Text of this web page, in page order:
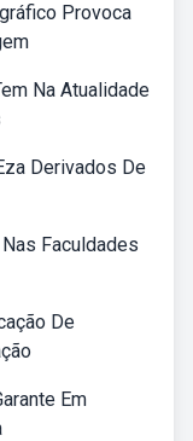
Provoca
Na Atualidade
Derivados De
Faculdades
De
Em